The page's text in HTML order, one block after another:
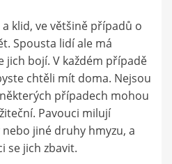
klid, ve většině případů o
Spousta lidí ale má
jich bojí. V každém případě
chtěli mít doma. Nejsou
případech mohou
Pavouci milují
jiné druhy hmyzu, a
se jich zbavit.